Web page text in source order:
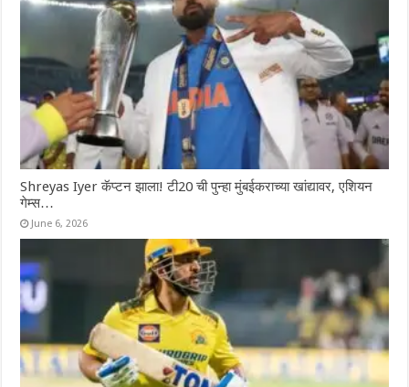
Shreyas Iyer कॅप्टन झाला! टी20 ची पुन्हा मुंबईकराच्या खांद्यावर, एशियन
गेम्स…
June 6, 2026